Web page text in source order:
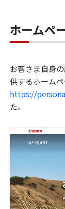
ホームペ
お客さま自身
供するホーム
https://
た。